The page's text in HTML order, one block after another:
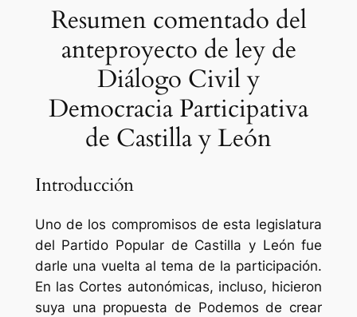
Resumen comentado del
anteproyecto de ley de
Diálogo Civil y
Democracia Participativa
de Castilla y León
Introducción
Uno de los compromisos de esta legislatura
del Partido Popular de Castilla y León fue
darle una vuelta al tema de la participación.
En las Cortes autonómicas, incluso, hicieron
suya una propuesta de Podemos de crear